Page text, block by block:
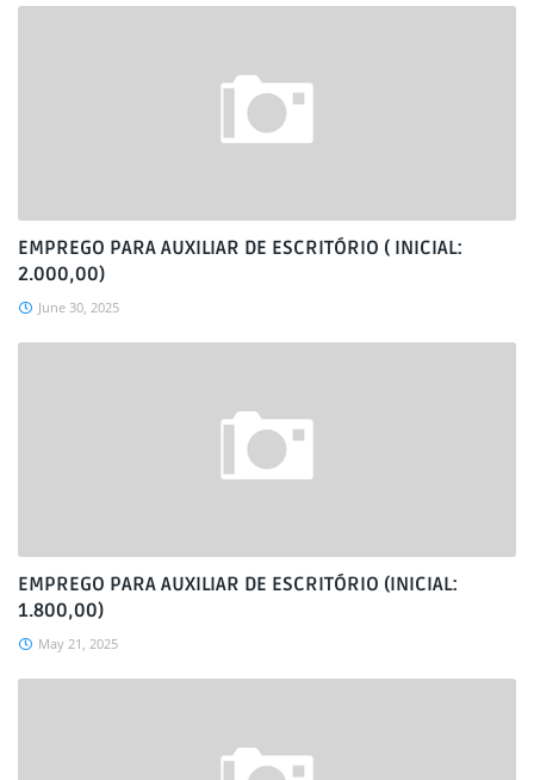
EMPREGO PARA AUXILIAR DE ESCRITÓRIO ( INICIAL:
2.000,00)
June 30, 2025
EMPREGO PARA AUXILIAR DE ESCRITÓRIO (INICIAL:
1.800,00)
May 21, 2025